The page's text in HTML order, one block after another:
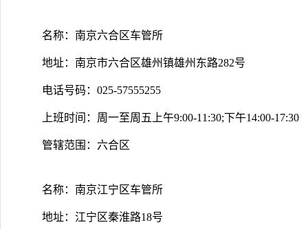
名称：南京六合区车管所
地址：南京市六合区雄州镇雄州东路282号
电话号码：025-57555255
上班时间：周一至周五上午9:00-11:30;下午14:00-17:30
管辖范围：六合区
名称：南京江宁区车管所
地址：江宁区秦淮路18号